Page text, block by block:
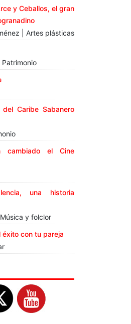
y Ceballos, el gran
| Artes plásticas
Caribe Sabanero
el Cine
una historia
y folclor
con tu pareja